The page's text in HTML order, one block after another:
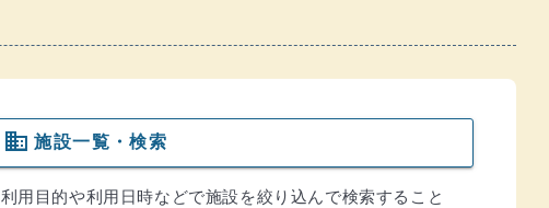
domain 施設一覧・検索
利用目的や利用日時などで施設を絞り込んで検索すること